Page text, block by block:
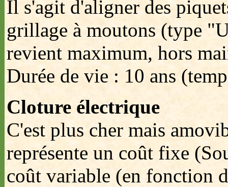
Il s'agit d'aligner des
grillage à moutons (type
revient maximum, hors
Durée de vie : 10 ans
Cloture électrique
C'est plus cher mais
représente un coût fixe
coût variable (en fonction